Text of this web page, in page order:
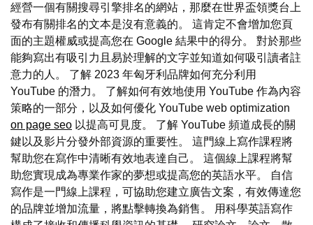
經營一個有關搜尋引擎排名的網站，那麼在世界盃領獎台上
發布有關排名的文本是沒有意義的。 這肯定不會增加您頁
面的主題權威或提高您在 Google 結果中的得分。 對於那些
能夠寫出有吸引力且易於理解的文字並知道如何吸引讀者註
意力的人。 了解 2023 年匈牙利品牌如何充分利用
YouTube 的潛力。 了解如何有效地使用 YouTube 作為內容
策略的一部分，以及如何優化 YouTube web optimization
on page seo 以提高可見度。 了解 YouTube 頻道成長的關
鍵以及影片分發外部資源的重要性。 這門線上寫作課程將
幫助您在寫作中清晰有效地表達自己。 這個線上課程將幫
助您實現成為專業作家的夢想或提高您的英語水平。 自信
寫作是一門線上課程，可協助您建立廣告文案，有效傳達您
的品牌並增加流量，將點擊轉換為銷售。 用科學英語寫作